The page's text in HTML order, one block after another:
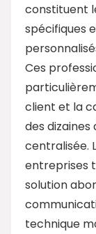
constituent
spécifiques
Ces
client et la
des
centralisée.
entreprises
solution
technique